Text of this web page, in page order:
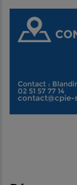
Contact :
02 51 57 77 14
contact@cpie-